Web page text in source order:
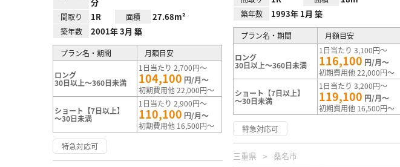
間取り 1R 面積 27.68m²
築年数 2001年 3月 築
プラン名・期間 月額目安
ロング
30日以上～360日未満
1日当たり 2,700円～
104,100 円/月～
初期費用他 22,000円～
ショート【7日以上】
～30日未満
1日当たり 2,900円～
110,100 円/月～
初期費用他 16,500円～
特急対応可
築年数 1993年 1月 築
プラン名・期間 月額目安
ロング
30日以上～360日未満
1日当たり 3,100円～
116,100 円/月～
初期費用他 22,000円～
ショート【7日以上】
～30日未満
1日当たり 3,200円～
119,100 円/月～
初期費用他 16,500円～
特急対応可
三重県 桑名市